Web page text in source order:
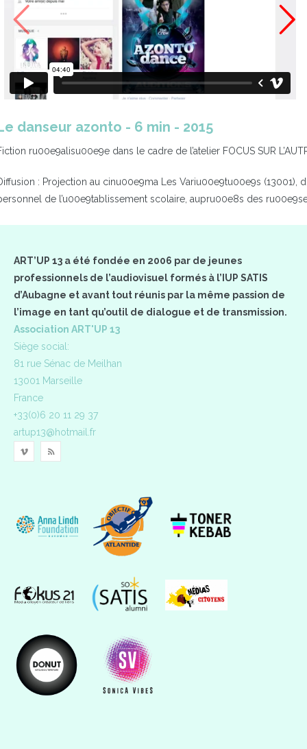
danseur azonto - 6 min - 2015
ru00e9alisu00e9e dans le cadre de l’atelier FOCUS SUR
: Projection au cinu00e9ma Les Variu00e9tu00e9s (13001),
de l’u00e9tablissement scolaire, aupru00e8s des
ART’UP 13 a été fondée en 2006 par de jeunes
professionnels de l’audiovisuel formés à l’IUP SATIS
d’Aubagne et avant tout réunis par la même passion de
l’image en tant qu’outil de dialogue et de transmission.
Association ART'UP 13
Siège social:
81 rue Sénac de Meilhan
13001 Marseille
France
+33(0)6 20 11 29 37
artup13@hotmail.fr